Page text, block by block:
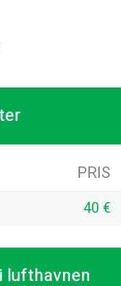
PRIS
40 €
lufthavnen